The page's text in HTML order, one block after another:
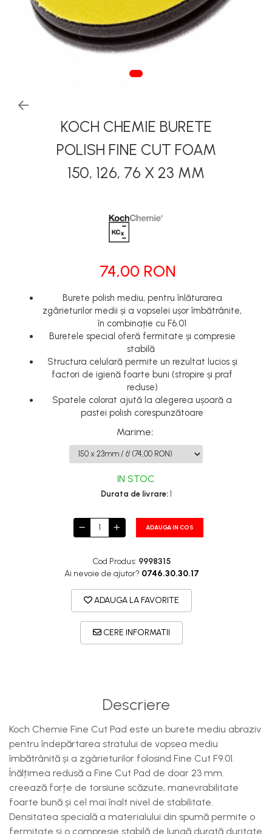
Tapiterii | Textile | Piele
Bord | Plastice Interioare
PROTECTIE | COATING CERAMIC
POLISH | SLEFUIRE | BURETI
LAVETE | PROSOAPE
KOCH CHEMIE BURETE
POLISH FINE CUT FOAM
150, 126, 76 X 23 MM
74,00 RON
Burete polish mediu, pentru înlăturarea
zgârieturilor medii și a vopselei ușor îmbătrânite,
în combinație cu F6.01
Buretele special oferă fermitate și compresie
stabilă
Structura celulară permite un rezultat lucios și
factori de igienă foarte buni (stropire și praf
reduse)
Spatele colorat ajută la alegerea ușoară a
pastei polish corespunzătoare
Marime:
IN STOC
Durata de livrare:1
ADAUGA IN COS
Cod Produs: 9998315
Ai nevoie de ajutor? 0746.30.30.17
ADAUGA LA FAVORITE
CERE INFORMATII
Descriere
Koch Chemie Fine Cut Pad este un burete mediu abraziv
pentru îndepărtarea stratului de vopsea mediu
îmbătrânită și a zgârieturilor folosind Fine Cut F9.01.
Înălțimea redusă a Fine Cut Pad de doar 23 mm.
creează forțe de torsiune scăzute, manevrabilitate
foarte bună și cel mai înalt nivel de stabilitate.
Densitatea specială a materialului din spumă permite o
fermitate și o compresie stabilă de lungă durată duritate